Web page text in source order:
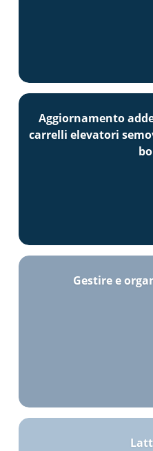
Aggiornamento
carrelli elevatori
Gestire e